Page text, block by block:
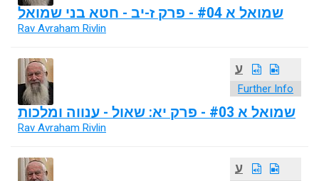
שמואל א #04 - פרק ז-יב - חטא בני שמואל
Rav Avraham Rivlin
ע
Further Info
שמואל א #03 - פרק יא: שאול - ענווה ומלכות
Rav Avraham Rivlin
ע